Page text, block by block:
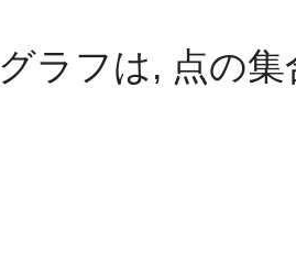
グラフは, 点の集